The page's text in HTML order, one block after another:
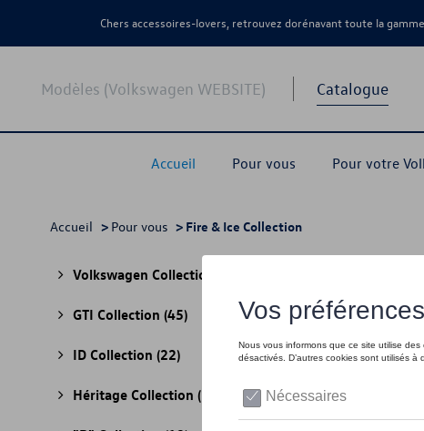
Chers accessoires-lovers, retrouvez dorénavant toute la
Modèles (Volkswagen WEBSITE) Catalogue
Accueil Pour vous Pour votre
Accueil > Pour vous > Fire & Ice Collection
Volkswagen Collection
GTI Collection (45)
ID Collection (22)
Héritage Collection (13)